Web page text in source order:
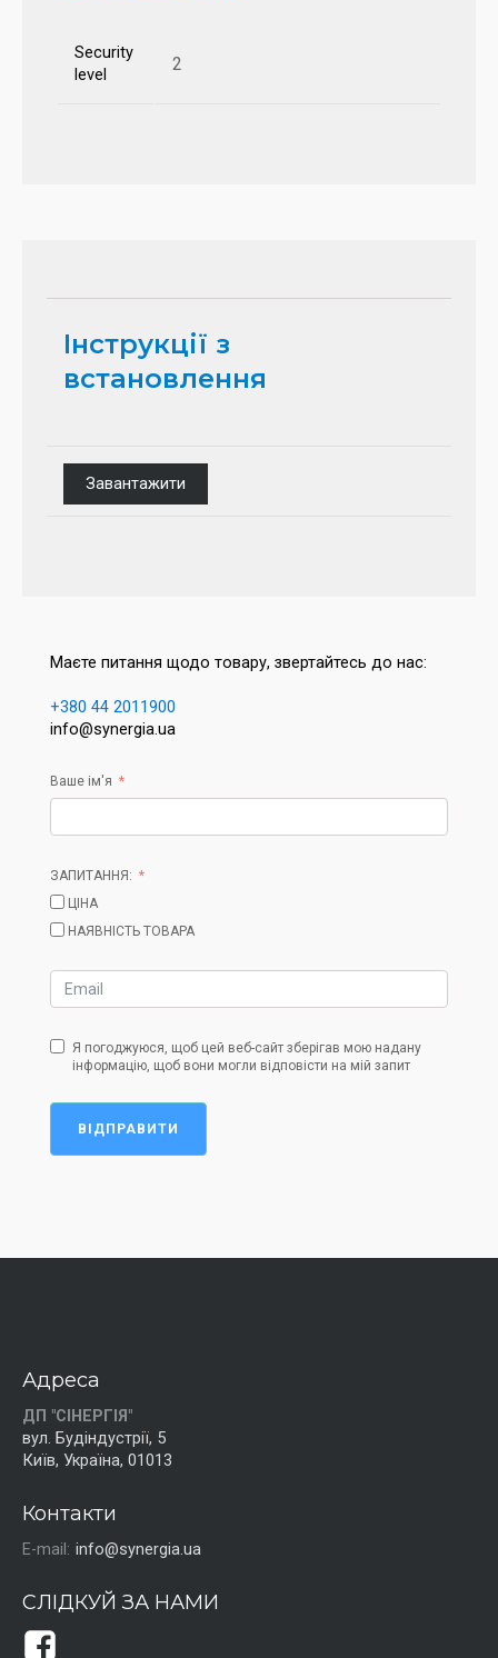
Security
level
2
Інструкції з
встановлення
Завантажити
Маєте питання щодо товару, звертайтесь до нас:
+380 44 2011900
info@synergia.ua
Ваше ім'я
ЗАПИТАННЯ:
ЦІНА
НАЯВНІСТЬ ТОВАРА
Я погоджуюся, щоб цей веб-сайт зберігав мою надану
інформацію, щоб вони могли відповісти на мій запит
ВІДПРАВИТИ
Адреса
ДП "СІНЕРГІЯ"
вул. Будіндустрії, 5
Київ, Україна, 01013
Контакти
E-mail: info@synergia.ua
СЛІДКУЙ ЗА НАМИ